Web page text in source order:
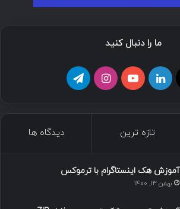
ما را دنبال کنید
د
و
ت
ا
تازه ترین دیدگاه ها
آموزش هک اینستاگرام با ترموکس
بهمن ۱۳, ۱۴۰۰